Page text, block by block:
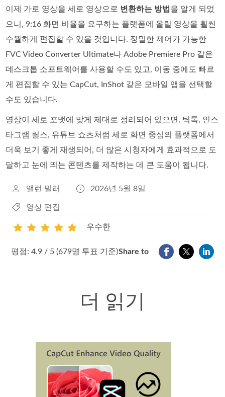
이제 가로 영상을 세로 영상으로 변환하는 방법 을 알게 되었
으니, 9:16 화면 비율을 요구하는 플랫폼에 올릴 영상을 훨씬
수월하게 편집할 수 있을 것입니다. 정밀한 제어가 가능한
FVC Video Converter Ultimate나 Adobe Premiere Pro 같은
데스크톱 소프트웨어를 사용할 수도 있고, 이동 중에도 빠르
게 편집할 수 있는 CapCut, InShot 같은 모바일 앱을 선택할
수도 있습니다.
영상이 세로 포맷에 맞게 제대로 정리되어 있으면, 틱톡, 인스
타그램 릴스, 유튜브 쇼츠처럼 세로 화면 중심의 플랫폼에서
더욱 보기 좋게 재생되어, 더 많은 시청자에게 효과적으로 도
달하고 눈에 띄는 콘텐츠를 제작하는 데 큰 도움이 됩니다.
앨런 밀러 2026년 5월 8일
영상 편집
우수한
평점: 4.9 / 5 (679명 투표 기준)Share to
더 읽기